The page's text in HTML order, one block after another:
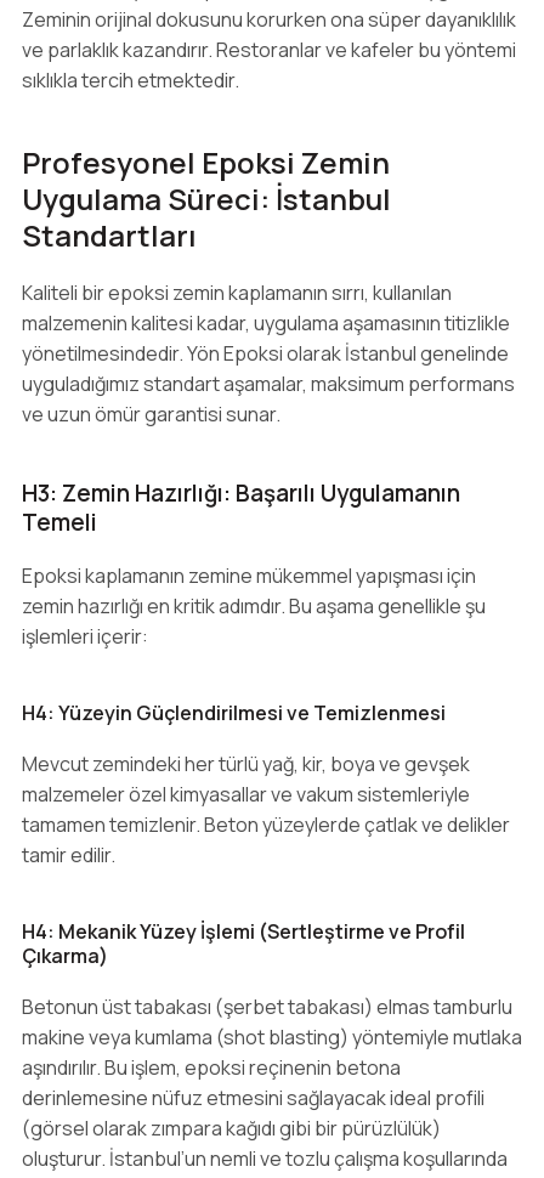
Zeminin orijinal dokusunu korurken ona süper dayanıklılık
ve parlaklık kazandırır. Restoranlar ve kafeler bu yöntemi
sıklıkla tercih etmektedir.
Profesyonel Epoksi Zemin
Uygulama Süreci: İstanbul
Standartları
Kaliteli bir epoksi zemin kaplamanın sırrı, kullanılan
malzemenin kalitesi kadar, uygulama aşamasının titizlikle
yönetilmesindedir. Yön Epoksi olarak İstanbul genelinde
uyguladığımız standart aşamalar, maksimum performans
ve uzun ömür garantisi sunar.
H3: Zemin Hazırlığı: Başarılı Uygulamanın
Temeli
Epoksi kaplamanın zemine mükemmel yapışması için
zemin hazırlığı en kritik adımdır. Bu aşama genellikle şu
işlemleri içerir:
H4: Yüzeyin Güçlendirilmesi ve Temizlenmesi
Mevcut zemindeki her türlü yağ, kir, boya ve gevşek
malzemeler özel kimyasallar ve vakum sistemleriyle
tamamen temizlenir. Beton yüzeylerde çatlak ve delikler
tamir edilir.
H4: Mekanik Yüzey İşlemi (Sertleştirme ve Profil
Çıkarma)
Betonun üst tabakası (şerbet tabakası) elmas tamburlu
makine veya kumlama (shot blasting) yöntemiyle mutlaka
aşındırılır. Bu işlem, epoksi reçinenin betona
derinlemesine nüfuz etmesini sağlayacak ideal profili
(görsel olarak zımpara kağıdı gibi bir pürüzlülük)
oluşturur. İstanbul’un nemli ve tozlu çalışma koşullarında